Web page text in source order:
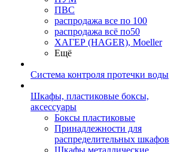
ПВС
распродажа все по 100
распродажа всё по50
ХАГЕР (HAGER), Moeller
Ещё
Система контроля протечки воды
Шкафы, пластиковые боксы,
аксессуары
Боксы пластиковые
Принадлежности для
распределительных шкафов